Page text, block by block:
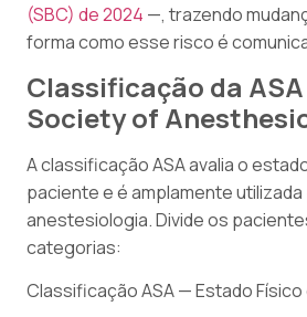
(SBC) de 2024 —, trazendo
forma como esse risco é
Classificação da
Society of
A classificação ASA avalia o
paciente e é amplamente
anestesiologia. Divide os
categorias:
Classificação ASA — Estado